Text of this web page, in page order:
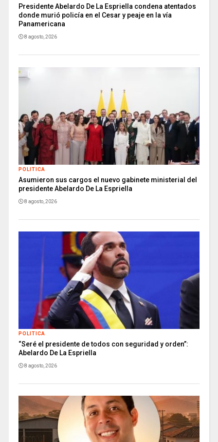
Presidente Abelardo De La Espriella condena atentados
donde murió policía en el Cesar y peaje en la vía
Panamericana
8 agosto, 2026
POLITICA
Asumieron sus cargos el nuevo gabinete ministerial del
presidente Abelardo De La Espriella
8 agosto, 2026
POLITICA
“Seré el presidente de todos con seguridad y orden”:
Abelardo De La Espriella
8 agosto, 2026